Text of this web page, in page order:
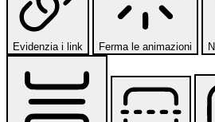
Evidenzia i link Ferma le animazioni